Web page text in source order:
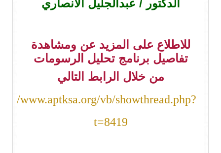
الدكتور / عبدالجليل الأنصاري
للاطلاع على المزيد عن ومشاهدة
تفاصيل برنامج تحليل الرسومات
من خلال الرابط التالي
www.aptksa.org/vb/showthread.php?
t=8419